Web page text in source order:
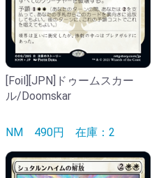
[Foil][JPN]ドゥームスカー
ル/Doomskar
NM 490円 在庫：2